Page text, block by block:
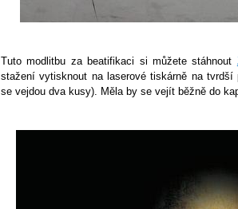
Tuto modlitbu za beatifikaci si můžete stáhnout
stažení vytisknout na laserové tiskárně na tvrdší
se vejdou dva kusy). Měla by se vejít běžně do